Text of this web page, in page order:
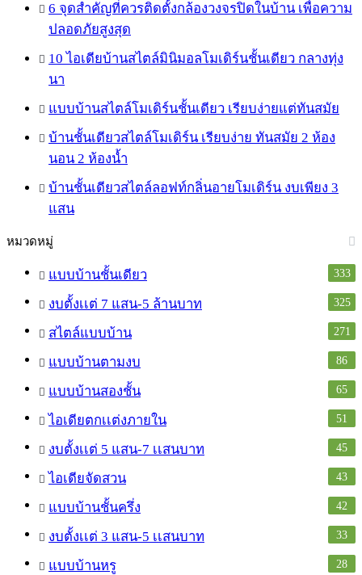
6 จุดสำคัญที่ควรติดตั้งกล้องวงจรปิดในบ้าน เพื่อความ
ปลอดภัยสูงสุด
10 ไอเดียบ้านสไตล์มินิมอลโมเดิร์นชั้นเดียว กลางทุ่ง
นา
แบบบ้านสไตล์โมเดิร์นชั้นเดียว เรียบง่ายแต่ทันสมัย
บ้านชั้นเดียวสไตล์โมเดิร์น เรียบง่าย ทันสมัย 2 ห้อง
นอน 2 ห้องน้ำ
บ้านชั้นเดียวสไตล์ลอฟท์กลิ่นอายโมเดิร์น งบเพียง 3
แสน
หมวดหมู่
แบบบ้านชั้นเดียว 333
งบตั้งเเต่ 7 แสน-5 ล้านบาท 325
สไตล์แบบบ้าน 271
แบบบ้านตามงบ 86
แบบบ้านสองชั้น 65
ไอเดียตกเเต่งภายใน 51
งบตั้งเเต่ 5 แสน-7 เเสนบาท 45
ไอเดียจัดสวน 43
แบบบ้านชั้นครึ่ง 42
งบตั้งเเต่ 3 แสน-5 เเสนบาท 33
แบบบ้านหรู 28